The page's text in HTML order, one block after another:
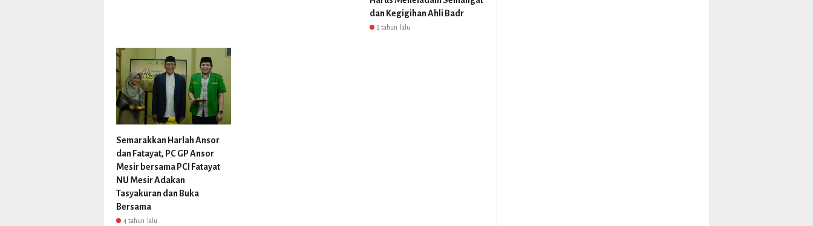
dan Kegigihan Ahli Badr
2 tahun lalu
Semarakkan Harlah Ansor
dan Fatayat, PC GP Ansor
Mesir bersama PCI Fatayat
NU Mesir Adakan
Tasyakuran dan Buka
Bersama
4 tahun lalu